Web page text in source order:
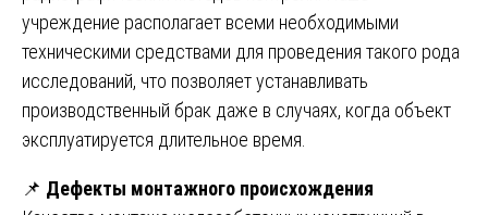
учреждение располагает всеми необходимыми
техническими средствами для проведения такого рода
исследований, что позволяет устанавливать
производственный брак даже в случаях, когда объект
эксплуатируется длительное время.
📌 Дефекты монтажного происхождения